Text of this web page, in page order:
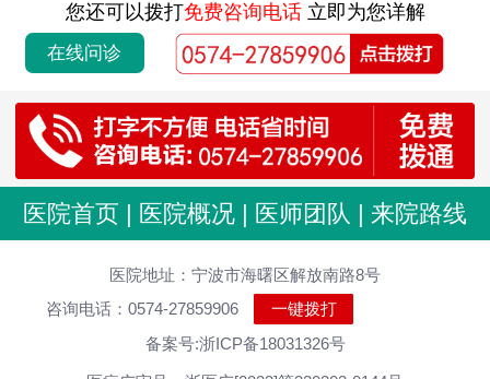
您还可以拨打免费咨询电话立即为您详解
在线问诊
医院首页 | 医院概况 | 医师团队 | 来院路线
医院地址：宁波市海曙区解放南路8号
咨询电话：0574-27859906
一键拨打
备案号:浙ICP备18031326号